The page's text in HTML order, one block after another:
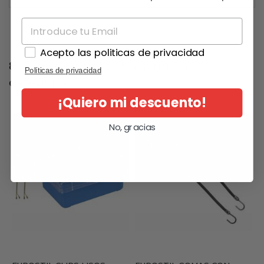
8 otros productos en la misma
categoría:
Acepto las politicas de privacidad
Políticas de privacidad
¡Quiero mi descuento!
No, gracias